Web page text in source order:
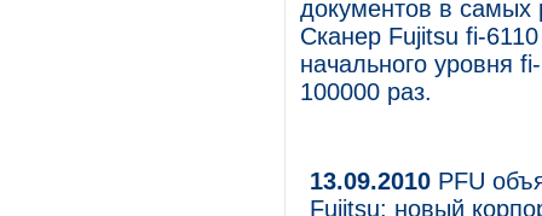
документов в самых
Сканер Fujitsu fi-
начального уровня
100000 раз.
13.09.2010 PFU
Fujitsu: новый